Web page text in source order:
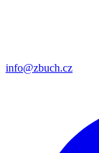
info@zbuch.cz